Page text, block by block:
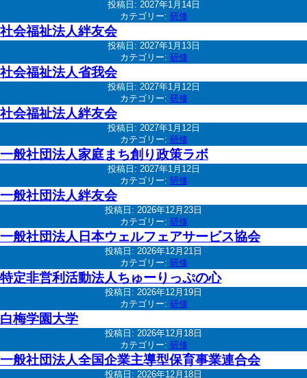
投稿日: 2027年1月14日
カテゴリー: 研修
社会福祉法人絆友会
投稿日: 2027年1月13日
カテゴリー: 研修
社会福祉法人省我会
投稿日: 2027年1月12日
カテゴリー: 研修
社会福祉法人絆友会
投稿日: 2027年1月12日
カテゴリー: 研修
一般社団法人家庭まち創り政策ラボ
投稿日: 2027年1月12日
カテゴリー: 研修
一般社団法人絆友会
投稿日: 2026年12月23日
カテゴリー: 研修
一般社団法人日本ウェルフェアサービス協会
投稿日: 2026年12月21日
カテゴリー: 研修
特定非営利活動法人ちゅーりっぷの心
投稿日: 2026年12月19日
カテゴリー: 研修
白梅学園大学
投稿日: 2026年12月18日
カテゴリー: 研修
一般社団法人全国企業主導型保育事業連合会
投稿日: 2026年12月18日